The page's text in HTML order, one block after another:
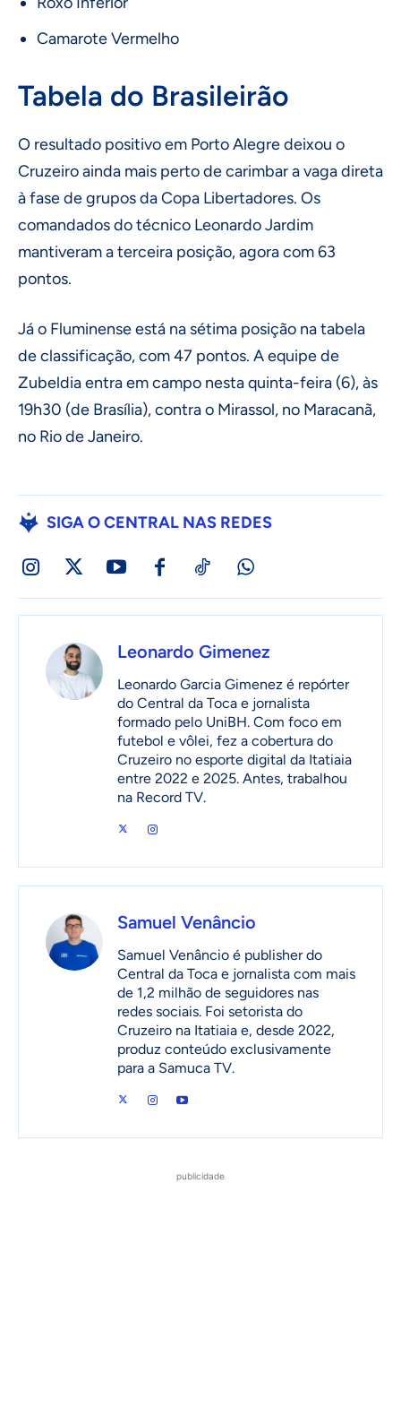
Camarote Vermelho
Tabela do Brasileirão
O resultado positivo em Porto Alegre deixou o
Cruzeiro ainda mais perto de carimbar a vaga direta
à fase de grupos da Copa Libertadores. Os
comandados do técnico Leonardo Jardim
mantiveram a terceira posição, agora com 63
pontos.
Já o Fluminense está na sétima posição na tabela
de classificação, com 47 pontos. A equipe de
Zubeldia entra em campo nesta quinta-feira (6), às
19h30 (de Brasília), contra o Mirassol, no Maracanã,
no Rio de Janeiro.
SIGA O CENTRAL NAS REDES
Leonardo Gimenez
Leonardo Garcia Gimenez é repórter
do Central da Toca e jornalista
formado pelo UniBH. Com foco em
futebol e vôlei, fez a cobertura do
Cruzeiro no esporte digital da Itatiaia
entre 2022 e 2025. Antes, trabalhou
na Record TV.
Samuel Venâncio
Samuel Venâncio é publisher do
Central da Toca e jornalista com mais
de 1,2 milhão de seguidores nas
redes sociais. Foi setorista do
Cruzeiro na Itatiaia e, desde 2022,
produz conteúdo exclusivamente
para a Samuca TV.
publicidade